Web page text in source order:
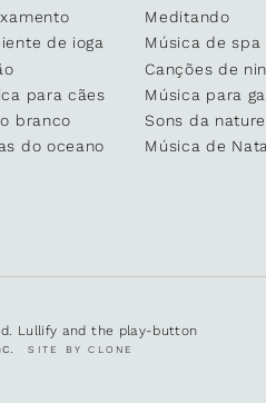
Meditando
de ioga
Música de spa
Canções de
para cães
Música para
branco
Sons da
do oceano
Música de
Lullify and the play-button
SITE BY CLONE